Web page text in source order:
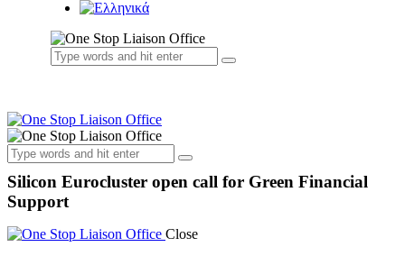
Silicon Eurocluster open call for Green Financial
Support
Close